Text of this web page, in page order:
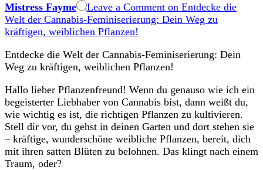
Mistress Fayme Leave a Commenton Entdecke die
Welt der Cannabis-Feminiserierung: Dein Weg zu
kräftigen, weiblichen Pflanzen!
Entdecke‍ die Welt der ⁤Cannabis-Feminiserierung: Dein
Weg zu kräftigen, weiblichen Pflanzen!
Hallo‍ lieber ⁤Pflanzenfreund! Wenn du genauso wie ich ein
begeisterter ⁣Liebhaber⁢ von Cannabis bist, dann weißt⁣ du,
wie wichtig es ist, ⁤die richtigen‌ Pflanzen zu kultivieren.
Stell dir vor, du ‌gehst in deinen Garten ⁣und dort stehen‍ sie⁤
–‌ kräftige, wunderschöne weibliche ‌Pflanzen, bereit, dich
‌mit ihren satten Blüten zu belohnen. Das‌ klingt‌ nach einem
Traum, oder?